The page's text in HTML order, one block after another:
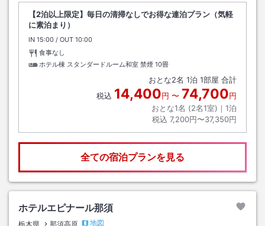
【2泊以上限定】毎日の清掃なしでお得な連泊プラン（気軽
に素泊まり）
IN チェックイン
15:00 / OUT チェックアウト
10:00
食事なし
ホテル棟 スタンダードルーム和室 禁煙 10畳
おとな2名 1泊 1部屋 合計
税込 14,400円 〜 74,700円
おとな1名 (2名1室)｜ 1泊
税込 7,200円〜37,350円
全ての宿泊プランを見る
ホテルエピナール那須
栃木県 那須高原 地図